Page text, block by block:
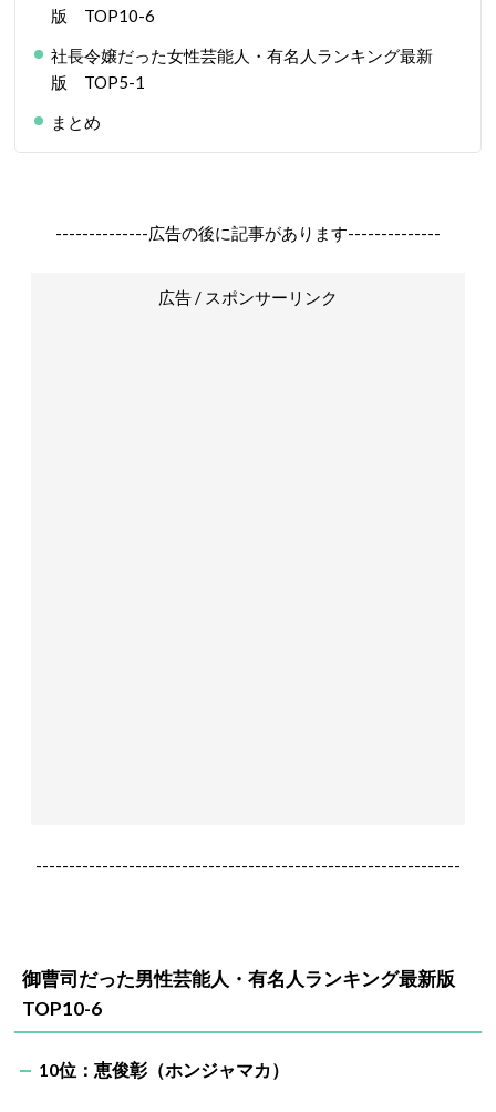
版 TOP10-6
社長令嬢だった女性芸能人・有名人ランキング最新
版 TOP5-1
まとめ
--------------広告の後に記事があります--------------
広告 / スポンサーリンク
----------------------------------------------------------------
御曹司だった男性芸能人・有名人ランキング最新版
TOP10-6
10位：恵俊彰（ホンジャマカ）